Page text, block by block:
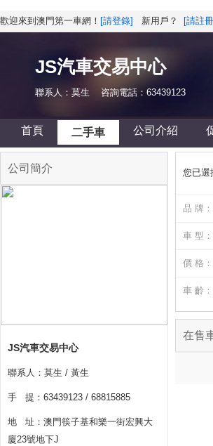
歡迎來到澳門第一車網！ [請登錄] 新用戶？ [請註
JS汽車交易中心
聯系人：莫生 咨詢電話：63439123
首頁 二手車 公司介紹
公司簡介
JS汽車交易中心
聯系人：莫生 / 黃生
手 提：63439123 / 68815885
地 址：澳門筷子基和樂一街宏興大
廈23號地下J
您已選
品 牌：
車 型：
價 格：
車 齡：
在售